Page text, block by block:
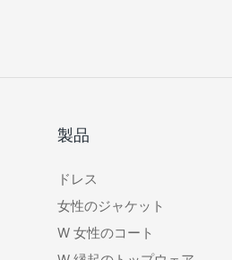
製品
ドレス
女性のジャケット
W 女性のコート